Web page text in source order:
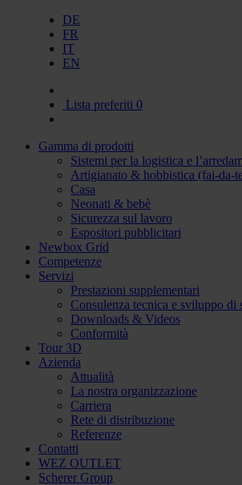
DE
FR
IT
EN
Lista preferiti 0
Gamma di prodotti
Sistemi per la logistica e
Artigianato & hobbistica (fai-da-
Casa
Neonati & bebè
Sicurezza sul lavoro
Espositori pubblicitari
Newbox Grid
Competenze
Servizi
Prestazioni supplementari
Consulenza tecnica e sviluppo di
Downloads & Videos
Conformità
Tour 3D
Azienda
Attualità
La nostra organizzazione
Carriera
Rete di distribuzione
Referenze
Contatti
WEZ OUTLET
Scherer Group